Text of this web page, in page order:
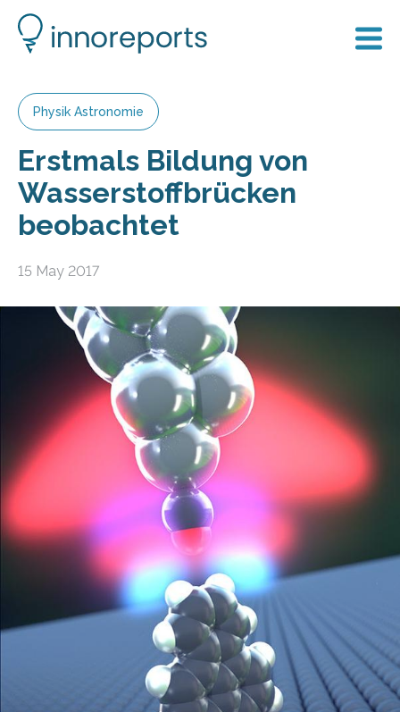
Physik Astronomie
Erstmals Bildung von
Wasserstoffbrücken
beobachtet
15 May 2017